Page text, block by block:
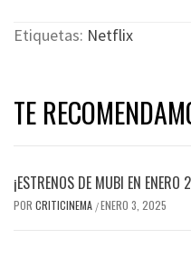
Etiquetas: Netflix
TE
¡ESTRENOS DE MUBI EN ENERO
POR CRITICINEMA /ENERO 3, 2025